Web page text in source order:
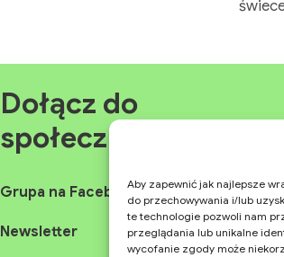
Aby zapewnić jak najlepsze
do przechowywania i/lub
te technologie pozwoli nam
przeglądania lub unikalne
wycofanie zgody może
świece
Dołącz do
społeczności
Grupa na Facebooku
Newsletter